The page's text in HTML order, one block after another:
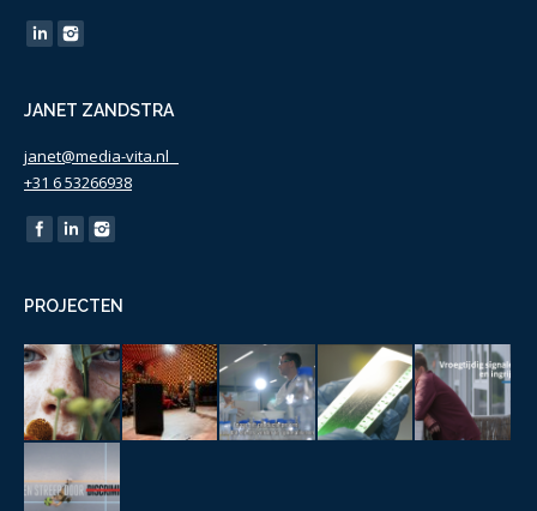
Find us on:
JANET ZANDSTRA
janet@media-vita.nl
+31 6 53266938
Find us on:
PROJECTEN